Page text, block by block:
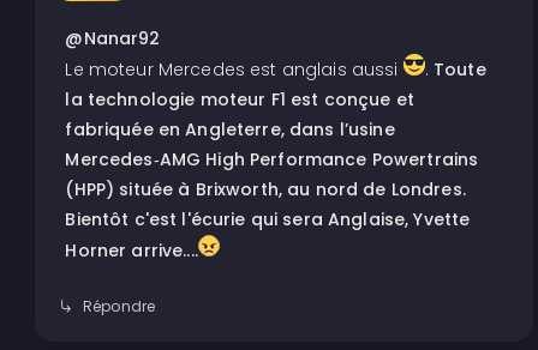
@Nanar92
Le moteur Mercedes est anglais aussi
. Toute
la technologie moteur F1 est conçue et
fabriquée en Angleterre, dans l’usine
Mercedes‑AMG High Performance Powertrains
(HPP) située à Brixworth, au nord de Londres.
Bientôt c'est l'écurie qui sera Anglaise, Yvette
Horner arrive....
Répondre